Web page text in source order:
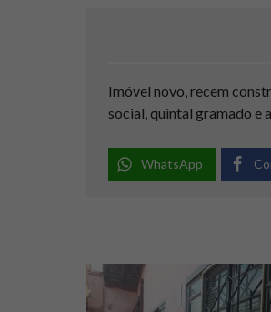
Imóvel novo, recem
social, quintal gramado e
WhatsApp